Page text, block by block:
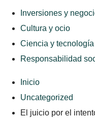
Inversiones y
Cultura y ocio
Ciencia y tecnología
Responsabilidad
Inicio
Uncategorized
El juicio por el